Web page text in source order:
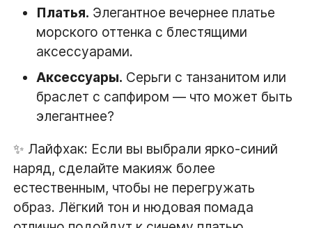
Платья. Элегантное вечернее платье
морского оттенка с блестящими
аксессуарами.
Аксессуары. Серьги с танзанитом или
браслет с сапфиром — что может быть
элегантнее?
✨ Лайфхак: Если вы выбрали ярко-синий
наряд, сделайте макияж более
естественным, чтобы не перегружать
образ. Лёгкий тон и нюдовая помада